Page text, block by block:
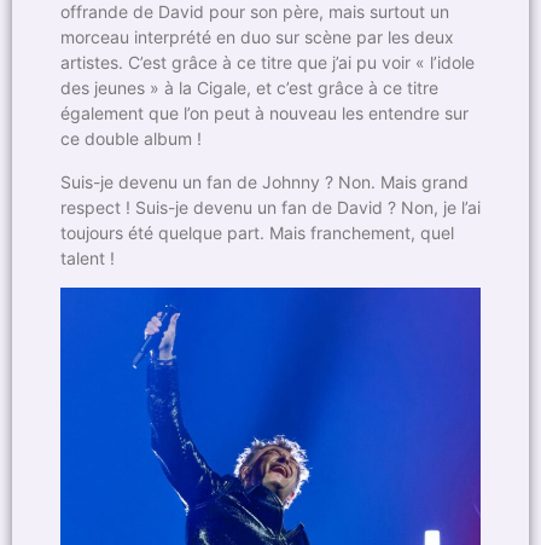
offrande de David pour son père, mais surtout un
morceau interprété en duo sur scène par les deux
artistes. C’est grâce à ce titre que j’ai pu voir « l’idole
des jeunes » à la Cigale, et c’est grâce à ce titre
également que l’on peut à nouveau les entendre sur
ce double album !
Suis-je devenu un fan de Johnny ? Non. Mais grand
respect ! Suis-je devenu un fan de David ? Non, je l’ai
toujours été quelque part. Mais franchement, quel
talent !